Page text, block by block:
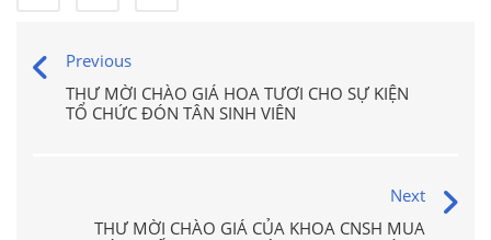
Previous
THƯ MỜI CHÀO GIÁ HOA TƯƠI CHO SỰ KIỆN
TỔ CHỨC ĐÓN TÂN SINH VIÊN
Next
THƯ MỜI CHÀO GIÁ CỦA KHOA CNSH MUA